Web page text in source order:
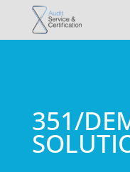
351/